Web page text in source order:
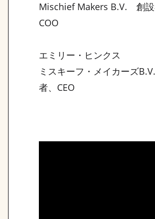
Mischief Makers B.V. 創設
COO
エミリー・ヒンクス
ミスキーフ・メイカーズ
者、CEO